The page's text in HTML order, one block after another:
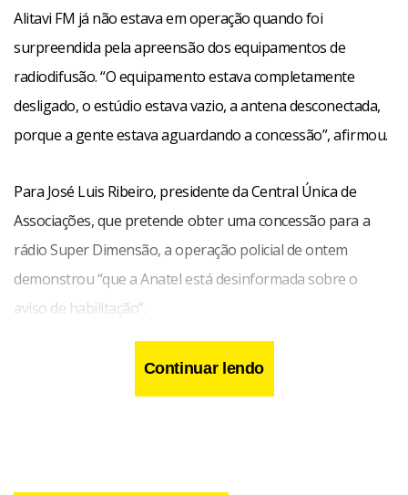
Alitavi FM já não estava em operação quando foi
surpreendida pela apreensão dos equipamentos de
radiodifusão. “O equipamento estava completamente
desligado, o estúdio estava vazio, a antena desconectada,
porque a gente estava aguardando a concessão”, afirmou.
Para José Luis Ribeiro, presidente da Central Única de
Associações, que pretende obter uma concessão para a
rádio Super Dimensão, a operação policial de ontem
demonstrou “que a Anatel está desinformada sobre o
aviso de habilitação”.
Continuar lendo